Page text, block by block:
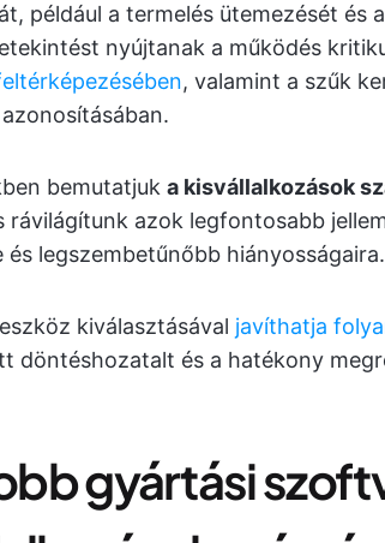
például a termelés ütemezését és
nyújtanak a működés
, valamint a szűk
bemutatjuk a kisvállalkozások
rávilágítunk azok legfontosabb
és legszembetűnőbb hiányosságaira.
kiválasztásával javíthatja
döntéshozatalt és a hatékony
gyártási